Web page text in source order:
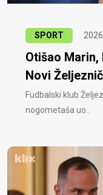
SPORT
Otišao
Novi
Fudbalski klub
nogometaša uo..